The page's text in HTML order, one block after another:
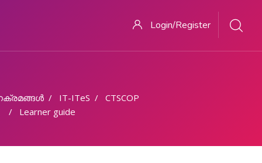
Login/Register
IT-ITeS
CTSCOP
Learner guide